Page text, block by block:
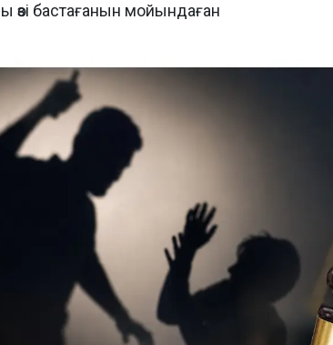
бастағанын мойындаған